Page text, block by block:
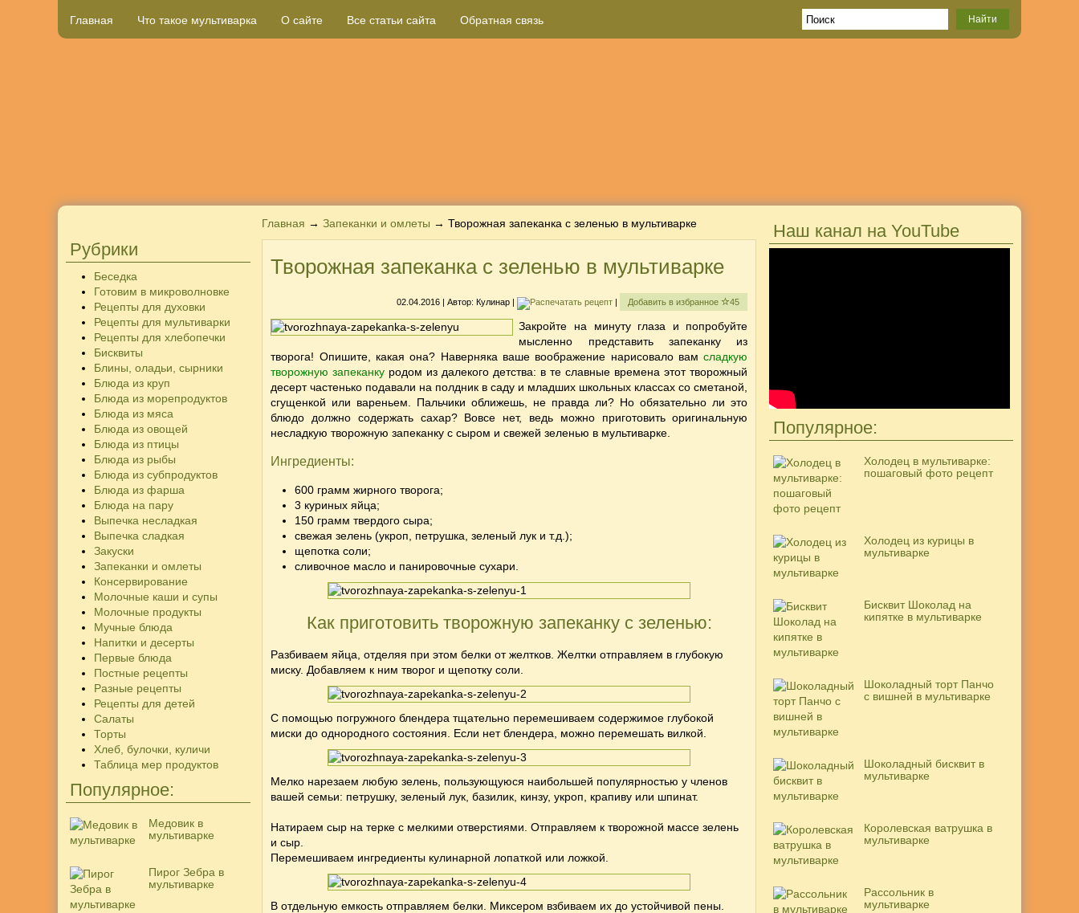
Главная Что такое мультиварка О сайте Все статьи сайта Обратная связь
Рубрики
Беседка
Готовим в микроволновке
Рецепты для духовки
Рецепты для мультиварки
Рецепты для хлебопечки
Бисквиты
Блины, оладьи, сырники
Блюда из круп
Блюда из морепродуктов
Блюда из мяса
Блюда из овощей
Блюда из птицы
Блюда из рыбы
Блюда из субпродуктов
Блюда из фарша
Блюда на пару
Выпечка несладкая
Выпечка сладкая
Закуски
Запеканки и омлеты
Консервирование
Молочные каши и супы
Молочные продукты
Мучные блюда
Напитки и десерты
Первые блюда
Постные рецепты
Разные рецепты
Рецепты для детей
Салаты
Торты
Хлеб, булочки, куличи
Таблица мер продуктов
Популярное:
Медовик в
мультиварке
Пирог Зебра в
мультиварке
Главная →Запеканки и омлеты → Творожная запеканка с зеленью в мультиварке
Творожная запеканка с зеленью в мультиварке
02.04.2016 | Автор:Кулинар | | Добавить в избранное 45
Закройте на минуту глаза и попробуйте
мысленно представить запеканку из
творога! Опишите, какая она? Наверняка ваше воображение нарисовало вамсладкую
творожную запеканку родом из далекого детства: в те славные времена этот творожный
десерт частенько подавали на полдник в саду и младших школьных классах со сметаной,
сгущенкой или вареньем. Пальчики оближешь, не правда ли? Но обязательно ли это
блюдо должно содержать сахар? Вовсе нет, ведь можно приготовить оригинальную
несладкую творожную запеканку с сыром и свежей зеленью в мультиварке.
Ингредиенты:
600 грамм жирного творога;
3 куриных яйца;
150 грамм твердого сыра;
свежая зелень (укроп, петрушка, зеленый лук и т.д.);
щепотка соли;
сливочное масло и панировочные сухари.
Как приготовить творожную запеканку с зеленью:
Разбиваем яйца, отделяя при этом белки от желтков. Желтки отправляем в глубокую
миску. Добавляем к ним творог и щепотку соли.
С помощью погружного блендера тщательно перемешиваем содержимое глубокой
миски до однородного состояния. Если нет блендера, можно перемешать вилкой.
Мелко нарезаем любую зелень, пользующуюся наибольшей популярностью у членов
вашей семьи: петрушку, зеленый лук, базилик, кинзу, укроп, крапиву или шпинат.
Натираем сыр на терке с мелкими отверстиями. Отправляем к творожной массе зелень
и сыр.
Перемешиваем ингредиенты кулинарной лопаткой или ложкой.
В отдельную емкость отправляем белки. Миксером взбиваем их до устойчивой пены.
Наш канал на YouTube
Популярное:
Холодец в мультиварке:
пошаговый фото рецепт
Холодец из курицы в
мультиварке
Бисквит Шоколад на
кипятке в мультиварке
Шоколадный торт Панчо
с вишней в мультиварке
Шоколадный бисквит в
мультиварке
Королевская ватрушка в
мультиварке
Рассольник в
мультиварке